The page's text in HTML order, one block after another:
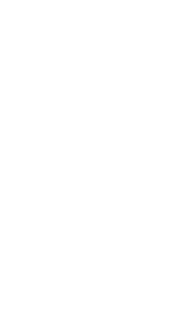
Kuvassa PPS³-takajousituksen
Kashima -etupukin vaimennin,
erottuu säätömutteri nopealle
sen sisäkehällä
säätöruuvi hitaalle
Paluuvaimennusta säädetään
Olemme luoneet Rave RE -
-crossoverkelkkojen
säätötasoa, joista kukin
Comfort on nimensä
mukavuus ja jousituksen
oleva Standard soveltuu
parhaan yhdistelmän
vaihtelevissa
suositeltavin erittäin
kuljettajan ajotyyli on
PPS³-jousituksesi eri